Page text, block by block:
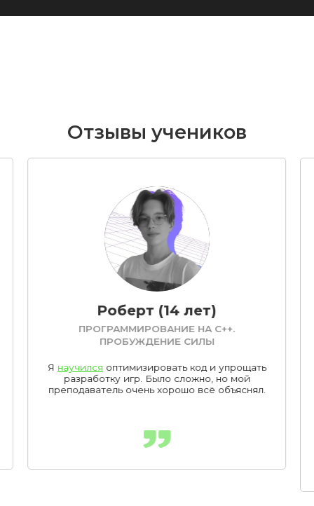
Отзывы учеников
Роберт (14 лет)
ПРОГРАММИРОВАНИЕ НА С++.
ПРОБУЖДЕНИЕ СИЛЫ
Я научилсяоптимизировать код и упрощать
разработку игр. Было сложно, но мой
преподаватель очень хорошо всё объяснял.